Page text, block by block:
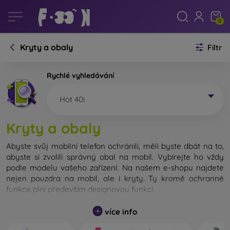
0
Kryty a obaly Filtr
Rychlé vyhledávání
Hot 40i
Kryty a obaly
Abyste svůj mobilní telefon ochránili, měli byste dbát na to,
abyste si zvolili správný obal na mobil. Vybírejte ho vždy
podle modelu vašeho zařízení. Na našem e-shopu najdete
nejen pouzdra na mobil, ale i kryty. Ty kromě ochranné
funkce plní především designovou funkci.
Kryt na mobil můžeme také nazvat zadní kryt. Je určen na
ochranu zadní části telefonu. Jednotlivé kryty na mobil se
více info